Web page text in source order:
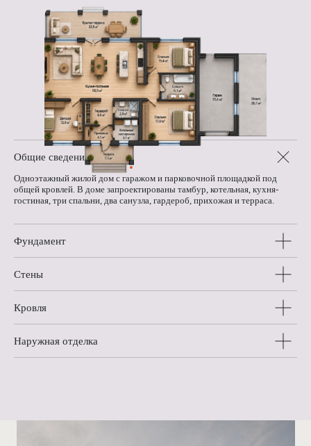
Общие сведения
Одноэтажный жилой дом с гаражом и парковочной площадкой под
общей кровлей. В доме запроектированы тамбур, котельная, кухня-
гостиная, три спальни, два санузла, гардероб, прихожая и терраса.
Фундамент
Стены
Кровля
Наружная отделка